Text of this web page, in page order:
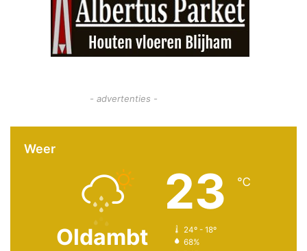
- advertenties -
Weer
Oldambt
23 ℃
24º - 18º
68%